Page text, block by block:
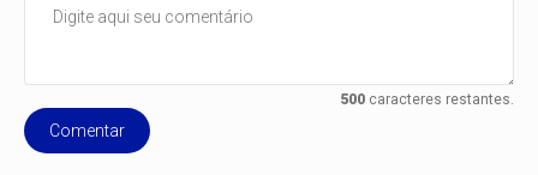
500caracteres restantes.
Comentar